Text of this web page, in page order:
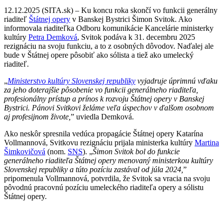
12.12.2025 (SITA.sk) – Ku koncu roka skončí vo funkcii generálny
riaditeľ Štátnej opery v Banskej Bystrici Šimon Svitok. Ako
informovala riaditeľka Odboru komunikácie Kancelárie ministerky
kultúry Petra Demková, Svitok podáva k 31. decembru 2025
rezignáciu na svoju funkciu, a to z osobných dôvodov. Naďalej ale
bude v Štátnej opere pôsobiť ako sólista a tiež ako umelecký
riaditeľ.
„Ministerstvo kultúry Slovenskej republiky vyjadruje úprimnú vďaku
za jeho doterajšie pôsobenie vo funkcii generálneho riaditeľa,
profesionálny prístup a prínos k rozvoju Štátnej opery v Banskej
Bystrici. Pánovi Svitkovi želáme veľa úspechov v ďalšom osobnom
aj profesijnom živote, ” uviedla Demková.
Ako neskôr spresnila vedúca propagácie Štátnej opery Katarína
Vollmannová, Svitkovu rezignáciu prijala ministerka kultúry Martina
Šimkovičová (nom. SNS). „Šimon Svitok bol do funkcie
generálneho riaditeľa Štátnej opery menovaný ministerkou kultúry
Slovenskej republiky a túto pozíciu zastával od júla 2024, ”
pripomenula Vollmannová, potvrdila, že Svitok sa vracia na svoju
pôvodnú pracovnú pozíciu umeleckého riaditeľa opery a sólistu
Štátnej opery.